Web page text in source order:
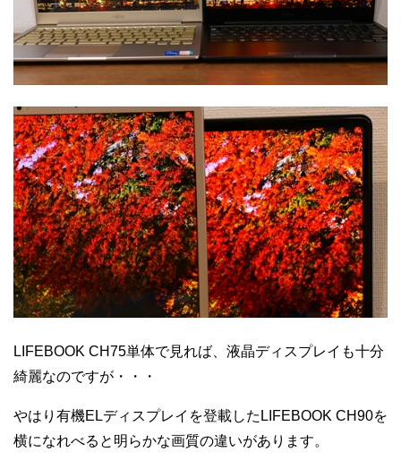
LIFEBOOK CH75単体で見れば、液晶ディスプレイも十分
綺麗なのですが・・・
やはり有機ELディスプレイを登載したLIFEBOOK CH90を
横になれべると明らかな画質の違いがあります。